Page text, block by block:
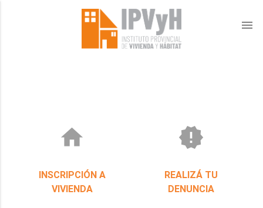
menu
home
INSCRIPCIÓN A
VIVIENDA
new_releases
REALIZÁ TU
DENUNCIA